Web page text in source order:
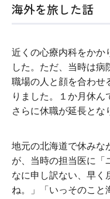
海外を旅した話
近くの心療内科をかか
した。ただ、当時は病
職場の人と顔を合わせ
りました。１か月休ん
さらに休職が延長とな
地元の北海道で休みな
が、当時の担当医に「
なに申し訳ない、早く
ね。」「いっそのこと